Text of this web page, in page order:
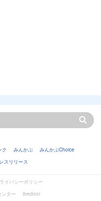
ク みんかぶ
みんかぶChoice
スリリース
イバシーポリシー
ター
livedoor